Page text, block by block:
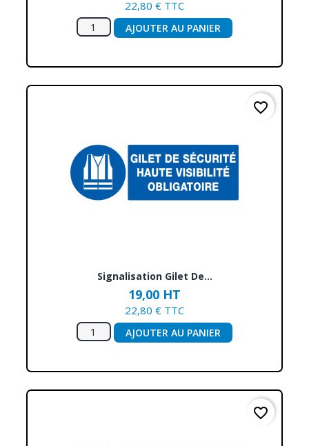
22,80 € TTC
AJOUTER AU PANIER
Signalisation Gilet De...
19,00 HT
22,80 € TTC
AJOUTER AU PANIER
favorite_border
favorite_border